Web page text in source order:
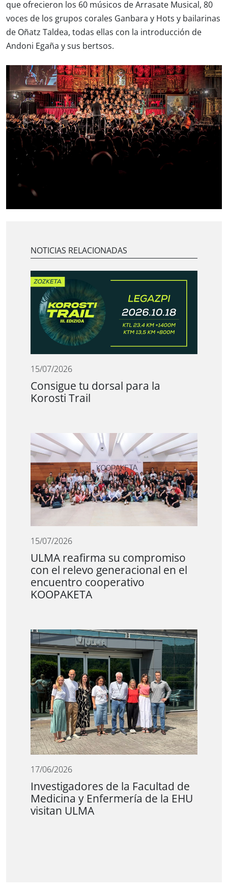
que ofrecieron los 60 músicos de Arrasate Musical, 80
voces de los grupos corales Ganbara y Hots y bailarinas
de Oñatz Taldea, todas ellas con la introducción de
Andoni Egaña y sus bertsos.
NOTICIAS RELACIONADAS
15/07/2026
Consigue tu dorsal para la
Korosti Trail
15/07/2026
ULMA reafirma su compromiso
con el relevo generacional en el
encuentro cooperativo
KOOPAKETA
17/06/2026
Investigadores de la Facultad de
Medicina y Enfermería de la EHU
visitan ULMA